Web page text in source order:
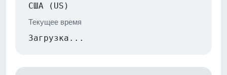
США (US)
Текущее время
Загрузка...